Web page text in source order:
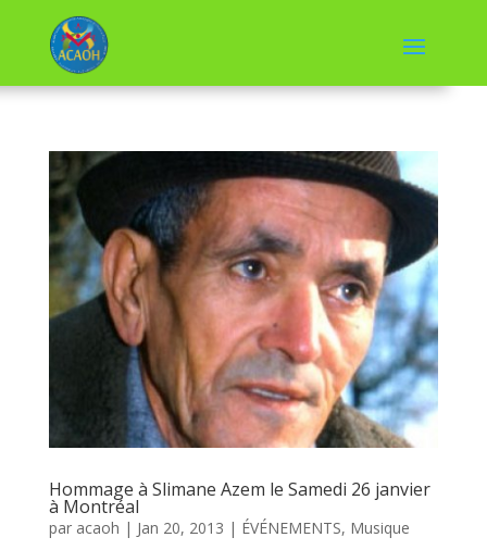
Hommage à Slimane Azem le Samedi 26 janvier
à Montréal
par acaoh | Jan 20, 2013 | ÉVÉNEMENTS, Musique